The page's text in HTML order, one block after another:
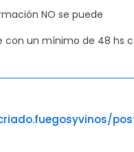
NO se puede
con un mínimo de 48 hs